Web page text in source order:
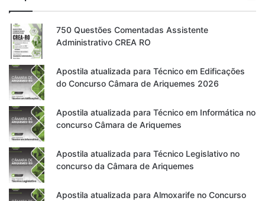
750 Questões Comentadas Assistente
Administrativo CREA RO
Apostila atualizada para Técnico em Edificações
do Concurso Câmara de Ariquemes 2026
Apostila atualizada para Técnico em Informática no
concurso Câmara de Ariquemes
Apostila atualizada para Técnico Legislativo no
concurso da Câmara de Ariquemes
Apostila atualizada para Almoxarife no Concurso